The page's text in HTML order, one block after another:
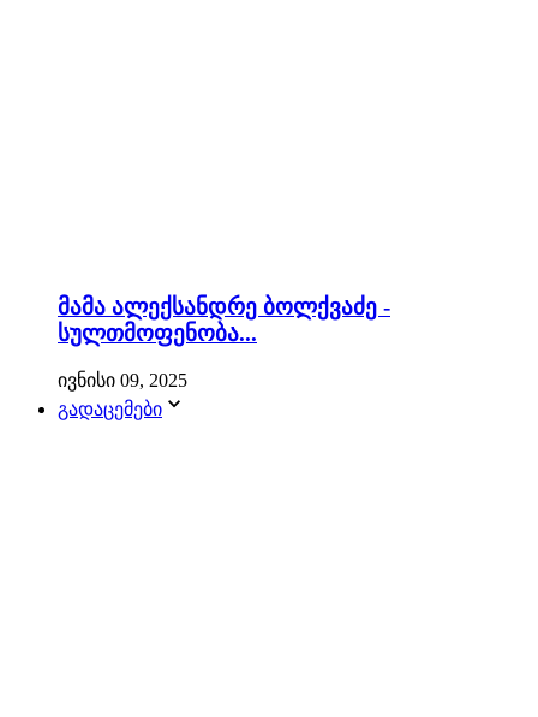
მამა ალექსანდრე ბოლქვაძე -
სულთმოფენობა...
ივნისი 09, 2025
გადაცემები